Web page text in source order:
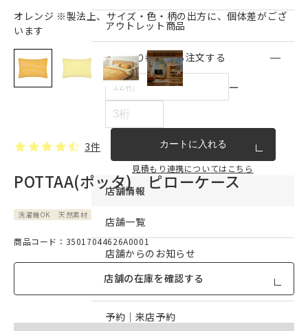
アウトレット商品
見積もり番号から注文する
ー
カートに入れる
見積もり連携についてはこちら
店舗情報
店舗一覧
店舗からのお知らせ
予約｜オンライン接客予約
予約｜来店予約
オレンジ ※製法上、サイズ・色・柄の出方に、個体差がござ
います
3件
POTTAA(ポッタ) ピローケース
洗濯機OK 天然素材
商品コード：35017044626A0001
店舗の在庫を確認する